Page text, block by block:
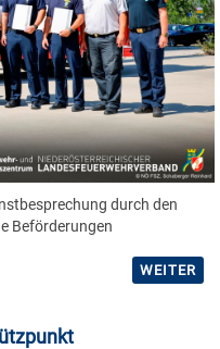
durch den
Beförderungen
WEITER